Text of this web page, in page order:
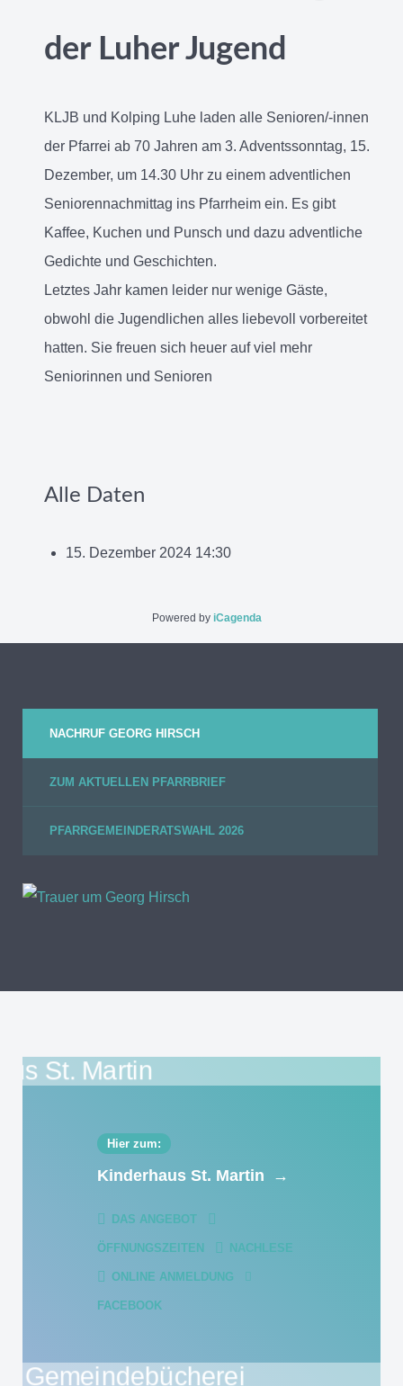
der Luher Jugend
KLJB und Kolping Luhe laden alle Senioren/-innen
der Pfarrei ab 70 Jahren am 3. Adventssonntag, 15.
Dezember, um 14.30 Uhr zu einem adventlichen
Seniorennachmittag ins Pfarrheim ein. Es gibt
Kaffee, Kuchen und Punsch und dazu adventliche
Gedichte und Geschichten.
Letztes Jahr kamen leider nur wenige Gäste,
obwohl die Jugendlichen alles liebevoll vorbereitet
hatten. Sie freuen sich heuer auf viel mehr
Seniorinnen und Senioren
Alle Daten
15. Dezember 2024 14:30
Powered by iCagenda
NACHRUF GEORG HIRSCH
ZUM AKTUELLEN PFARRBRIEF
PFARRGEMEINDERATSWAHL 2026
Hier zum:
Kinderhaus St. Martin →
DAS ANGEBOT
ÖFFNUNGSZEITEN NACHLESE
ONLINE ANMELDUNG
FACEBOOK